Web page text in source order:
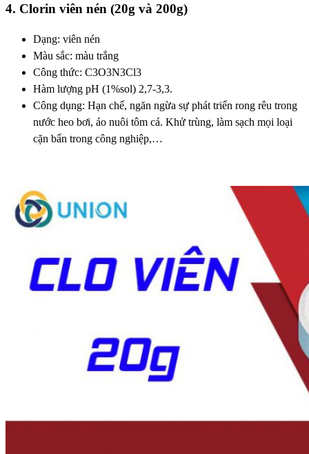
4. Clorin viên nén (20g và 200g)
Dạng: viên nén
Màu sắc: màu trắng
Công thức: C3O3N3Cl3
Hàm lượng pH (1%sol) 2,7-3,3.
Công dụng: Hạn chế, ngăn ngừa sự phát triển rong rêu trong
nước heo bơi, áo nuôi tôm cá. Khử trùng, làm sạch mọi loại
cặn bẩn trong công nghiệp,…